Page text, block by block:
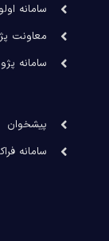
سامانه
معاونت
سامانه
پیشخوان
سامانه